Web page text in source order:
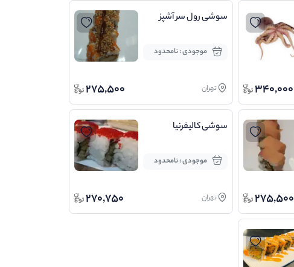
340,000
سوشی رول سر آشپز
موجودی : نامحدود
تهران 275,500
275,500
سوشی کالیفرنیا
موجودی : نامحدود
تهران 270,750